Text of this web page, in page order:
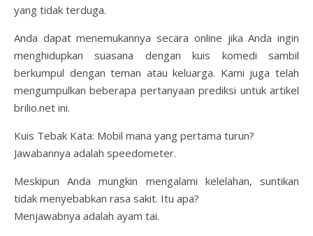
yang tidak terduga.
Anda dapat menemukannya secara online jika Anda ingin
menghidupkan suasana dengan kuis komedi sambil
berkumpul dengan teman atau keluarga. Kami juga telah
mengumpulkan beberapa pertanyaan prediksi untuk artikel
brilio.net ini.
Kuis Tebak Kata: Mobil mana yang pertama turun?
Jawabannya adalah speedometer.
Meskipun Anda mungkin mengalami kelelahan, suntikan
tidak menyebabkan rasa sakit. Itu apa?
Menjawabnya adalah ayam tai.